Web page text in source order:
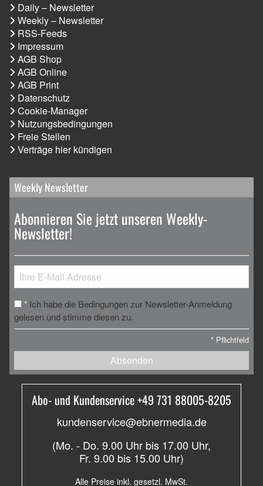
Daily – Newsletter
Weekly – Newsletter
RSS-Feeds
Impressum
AGB Shop
AGB Online
AGB Print
Datenschutz
Cookie-Manager
Nutzungsbedingungen
Freie Stellen
Verträge hier kündigen
Weekly Newsletter
Abonnieren Sie jetzt unseren Weekly-
Newsletter!
* Ich habe die Bedingungen zur Newsletter-Anmeldung
gelesen und stimme diesen zu.
* Pflichtfeld
Absenden
Abo- und Kundenservice +49 731 88005-8205
kundenservice@ebnermedia.de
(Mo. - Do. 9.00 Uhr bis 17.00 Uhr,
Fr. 9.00 bis 15.00 Uhr)
Alle Preise inkl. gesetzl. MwSt.